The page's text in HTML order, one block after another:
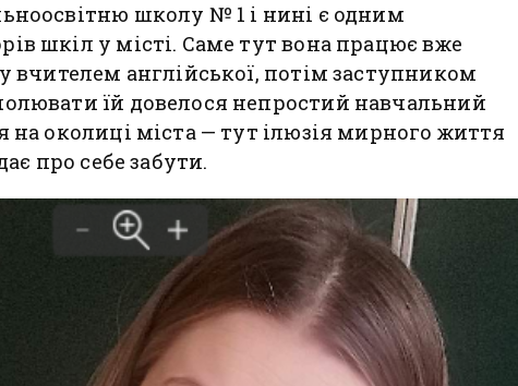
школу № 1 і нині є одним
шкіл у місті. Саме тут вона працює вже
вчителем англійської, потім заступником
їй довелося непростий навчальний
на околиці міста — тут ілюзія мирного життя
про себе забути.